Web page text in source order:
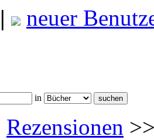
| neuer
in
Rezensionen